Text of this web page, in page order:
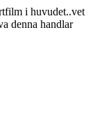
i huvudet..vet
denna handlar